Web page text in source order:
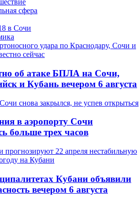
сфера
в Сочи
об атаке БПЛА на Сочи,
и Кубань вечером 6 августа
в аэропорту Сочи
больше трех часов
Кубани объявили
вечером 6 августа